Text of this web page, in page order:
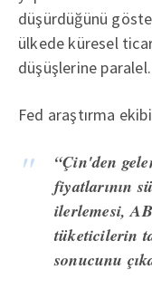
düşürdüğünü
ülkede küresel
düşüşlerine paralel.
Fed araştırma
“Çin'den
fiyatlarının
ilerlemesi,
tüketicilerin
sonucunu